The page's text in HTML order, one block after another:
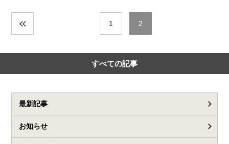
1 2
すべての記事
最新記事
お知らせ